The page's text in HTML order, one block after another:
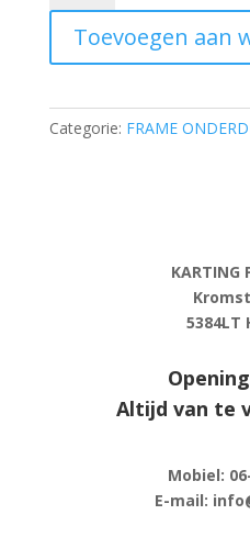
lever
complete
·
29,
BLUE
Toevoegen aan
Categorie: FRAME
KARTING
5384LT
Altijd van te
Mobiel:
E-mail: